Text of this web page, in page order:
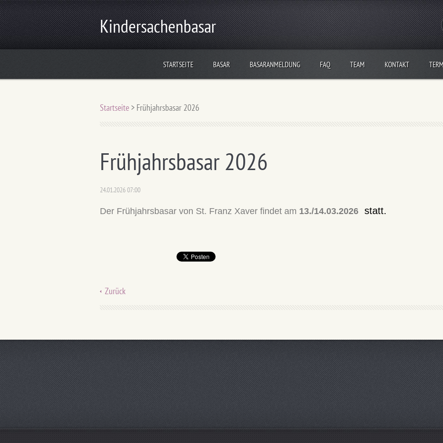
Kindersachenbasar
STARTSEITE BASAR BASARANMELDUNG FAQ TEAM KONTAKT
Startseite > Frühjahrsbasar 2026
Frühjahrsbasar 2026
24.01.2026 07:00
Der Frühjahrsbasar von St. Franz Xaver findet am 13./14.03.2026 statt.
Zurück